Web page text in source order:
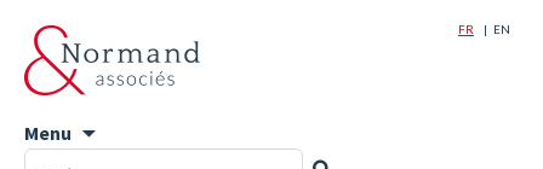
FR EN
Menu
Skip
Recherche